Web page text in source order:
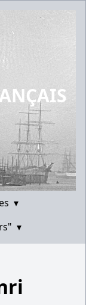
▾
▾